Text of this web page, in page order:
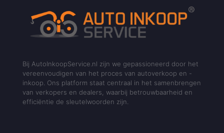
Bij AutoInkoopService.nl zijn we gepassioneerd door het
vereenvoudigen van het proces van autoverkoop en -
inkoop. Ons platform staat centraal in het samenbrengen
van verkopers en dealers, waarbij betrouwbaarheid en
efficiëntie de sleutelwoorden zijn.